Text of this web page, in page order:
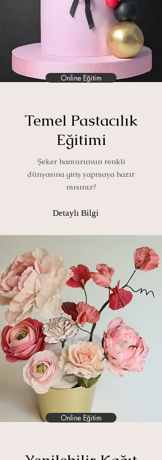
Online Eğitim
Temel Pastacılık
Eğitimi
Şeker hamurunun renkli
dünyasına giriş yapmaya hazır
mısınız?
Detaylı Bilgi
Online Eğitim